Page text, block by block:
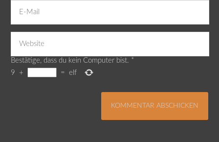
Bestätige, dass du kein Computer bist. *
9
+ = elf